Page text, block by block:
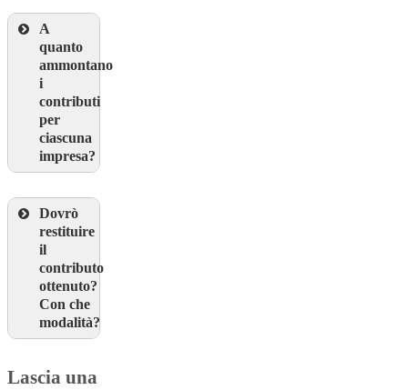
A
quanto
ammontano
i
contributi
per
ciascuna
impresa?
Dovrò
restituire
il
contributo
ottenuto?
Con che
modalità?
Lascia una